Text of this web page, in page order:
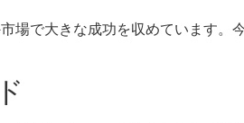
場で大きな成功を収めています。